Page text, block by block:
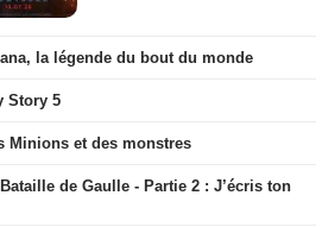
la légende du bout du monde
Story 5
Minions et des monstres
de Gaulle - Partie 2 : J’écris ton